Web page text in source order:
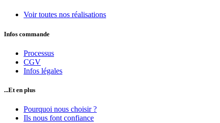
Voir toutes nos réalisations
Infos commande
Processus
CGV
Infos légales
...Et en plus
Pourquoi nous choisir ?
Ils nous font confiance